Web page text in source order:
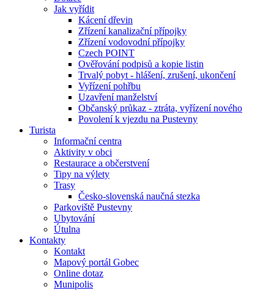
Jak vyřídit
Kácení dřevin
Zřízení kanalizační přípojky
Zřízení vodovodní přípojky
Czech POINT
Ověřování podpisů a kopie listin
Trvalý pobyt - hlášení, zrušení, ukončení
Vyřízení pohřbu
Uzavření manželství
Občanský průkaz - ztráta, vyřízení nového
Povolení k vjezdu na Pustevny
Turista
Informační centra
Aktivity v obci
Restaurace a občerstvení
Tipy na výlety
Trasy
Česko-slovenská naučná stezka
Parkoviště Pustevny
Ubytování
Útulna
Kontakty
Kontakt
Mapový portál Gobec
Online dotaz
Munipolis